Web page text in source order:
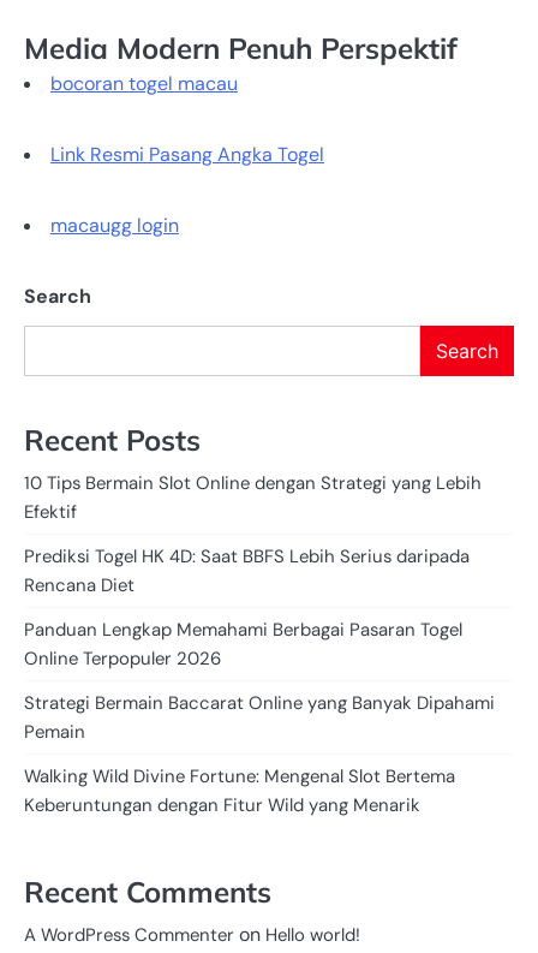
Media Modern Penuh Perspektif
bocoran togel macau
Link Resmi Pasang Angka Togel
macaugg login
Search
Search
Recent Posts
10 Tips Bermain Slot Online dengan Strategi yang Lebih
Efektif
Prediksi Togel HK 4D: Saat BBFS Lebih Serius daripada
Rencana Diet
Panduan Lengkap Memahami Berbagai Pasaran Togel
Online Terpopuler 2026
Strategi Bermain Baccarat Online yang Banyak Dipahami
Pemain
Walking Wild Divine Fortune: Mengenal Slot Bertema
Keberuntungan dengan Fitur Wild yang Menarik
Recent Comments
A WordPress Commenter on Hello world!